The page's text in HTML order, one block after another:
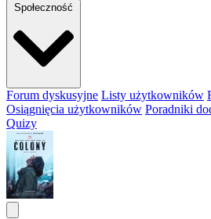
Społeczność
Forum dyskusyjne Listy użytkowników
Osiągnięcia użytkowników Poradniki
Quizy